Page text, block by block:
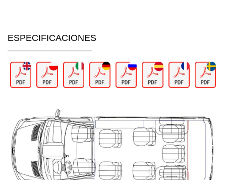
ESPECIFICACIONES